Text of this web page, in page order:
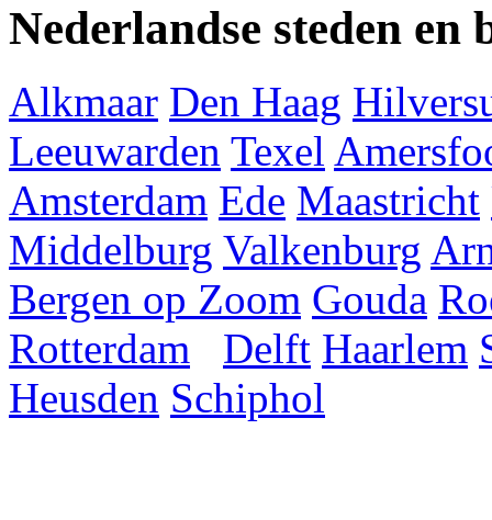
Nederlandse steden en
Alkmaar Den Haag
Leeuwarden Texel
Amsterdam Ede Maastricht
Middelburg Valkenburg
Bergen op Zoom Gouda
Rotterdam
Delft Haarlem
Heusden Schiphol